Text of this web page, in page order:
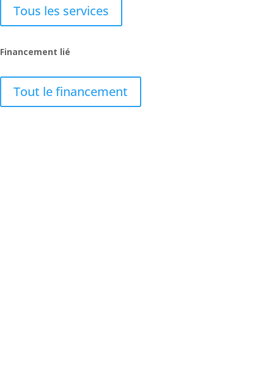
Tous les services
Financement lié
Tout le financement